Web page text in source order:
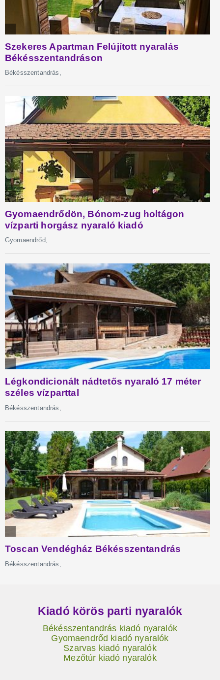
Kiadó körös parti nyaralók
Békésszentandrás kiadó nyaralók
Gyomaendrőd kiadó nyaralók
Szarvas kiadó nyaralók
Mezőtúr kiadó nyaralók